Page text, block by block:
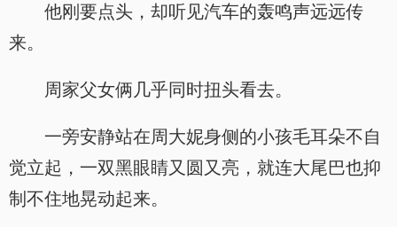
他刚要点头，却听见汽车的轰鸣声远远传
来。
周家父女俩几乎同时扭头看去。
一旁安静站在周大妮身侧的小孩毛耳朵不自
觉立起，一双黑眼睛又圆又亮，就连大尾巴也抑
制不住地晃动起来。